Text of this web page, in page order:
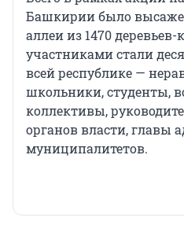
Башкирии было
аллеи из 1470
участниками стали
всей республике —
школьники, студенты,
коллективы,
органов власти, главы
муниципалитетов.